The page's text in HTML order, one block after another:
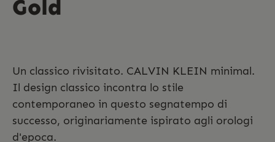
Gold
Un classico rivisitato. CALVIN KLEIN minimal.
Il design classico incontra lo stile
contemporaneo in questo segnatempo di
successo, originariamente ispirato agli orologi
d'epoca.